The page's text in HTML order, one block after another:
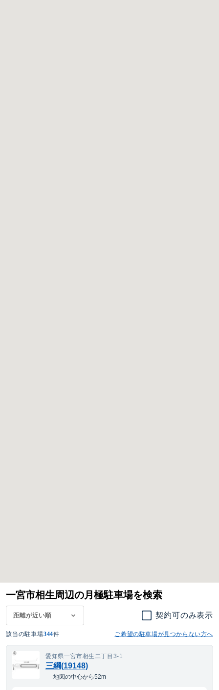
一宮市相生周辺の月極駐車場を検索
契約可のみ表示
該当の駐車場344件 ご希望の駐車場が見つからない方へ
愛知県一宮市相生二丁目3-1
三綱(19148)
地図の中心から52m